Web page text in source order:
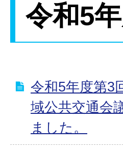
令和5
令和5年度第3
域公共交通会
ました。